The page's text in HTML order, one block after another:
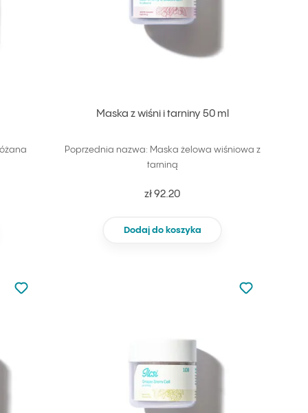
Maska z wiśni i tarniny 50 ml
Poprzednia nazwa: Maska żelowa wiśniowa z
tarniną
zł 92.20
Dodaj do koszyka
Nie dodano do ulubionych
Dodaj do ulubionych
Nie dodano
Dodaj do